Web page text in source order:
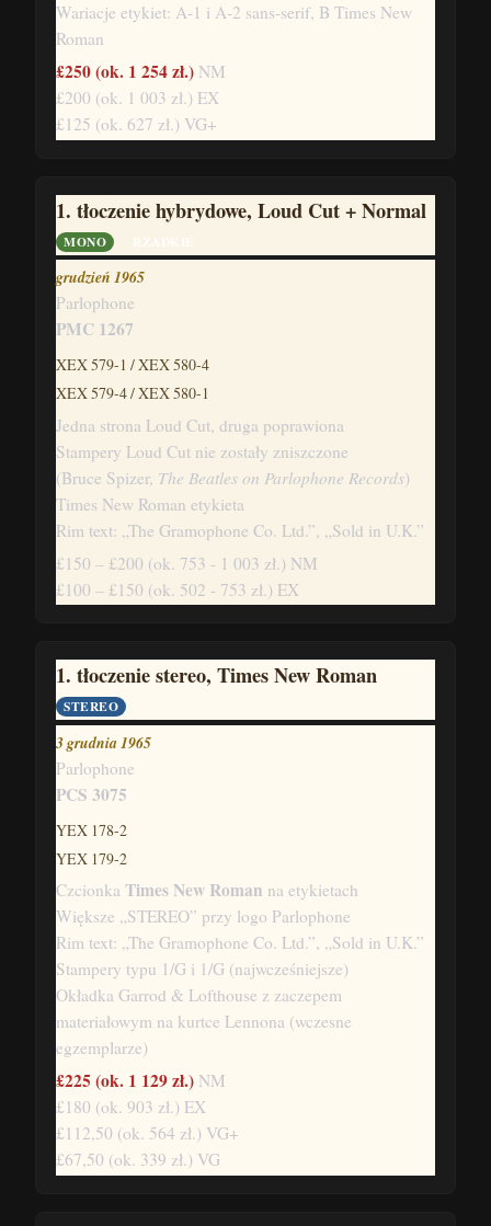
Wariacje etykiet: A-1 i A-2 sans-serif, B Times New
Roman
£250(ok. 1 254 zł.) NM
£200 (ok. 1 003 zł.) EX
£125 (ok. 627 zł.) VG+
1. tłoczenie hybrydowe, Loud Cut + Normal
MONO RZADKIE
grudzień 1965
Parlophone
PMC 1267
XEX 579-1 / XEX 580-4
XEX 579-4 / XEX 580-1
Jedna strona Loud Cut, druga poprawiona
Stampery Loud Cut nie zostały zniszczone
(Bruce Spizer, The Beatles on Parlophone Records)
Times New Roman etykieta
Rim text: „The Gramophone Co. Ltd.”, „Sold in U.K.”
£150 – £200 (ok. 753 - 1 003 zł.) NM
£100 – £150 (ok. 502 - 753 zł.) EX
1. tłoczenie stereo, Times New Roman
STEREO
3 grudnia 1965
Parlophone
PCS 3075
YEX 178-2
YEX 179-2
CzcionkaTimes New Roman na etykietach
Większe „STEREO” przy logo Parlophone
Rim text: „The Gramophone Co. Ltd.”, „Sold in U.K.”
Stampery typu 1/G i 1/G (najwcześniejsze)
Okładka Garrod & Lofthouse z zaczepem
materiałowym na kurtce Lennona (wczesne
egzemplarze)
£225(ok. 1 129 zł.) NM
£180 (ok. 903 zł.) EX
£112,50 (ok. 564 zł.) VG+
£67,50 (ok. 339 zł.) VG